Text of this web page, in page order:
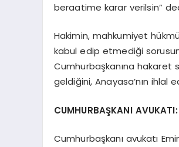
beraatime karar verilsin”
Hakimin, mahkumiyet hükmü
kabul edip etmediği
Cumhurbaşkanına hakaret
geldiğini, Anayasa’nın ihlal
CUMHURBAŞKANI
Cumhurbaşkanı avukatı